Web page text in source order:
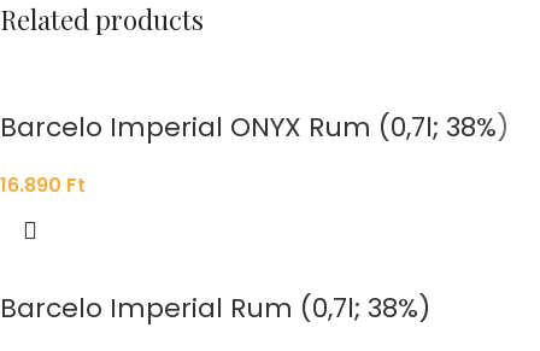
Related products
Barcelo Imperial ONYX Rum (0,7l; 38%)
16.890 Ft
Barcelo Imperial Rum (0,7l; 38%)